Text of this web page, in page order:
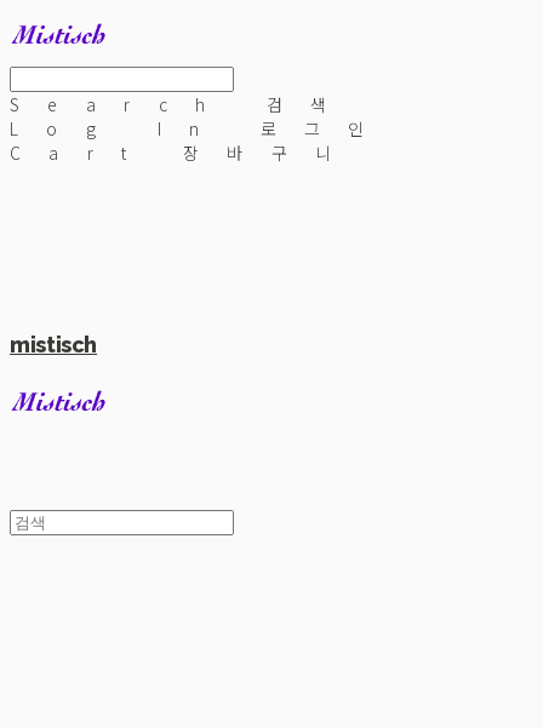
Search
검색
Log In
로그인
Cart
장바구니
mistisch